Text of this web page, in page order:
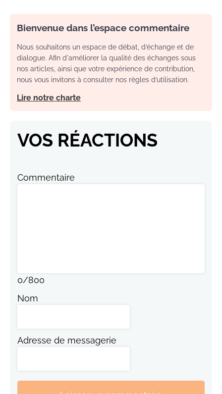
Bienvenue dans l’espace commentaire
Nous souhaitons un espace de débat, d’échange et de
dialogue. Afin d'améliorer la qualité des échanges sous
nos articles, ainsi que votre expérience de contribution,
nous vous invitons à consulter nos règles d’utilisation.
Lire notre charte
VOS RÉACTIONS
Commentaire
0/800
Nom
Adresse de messagerie